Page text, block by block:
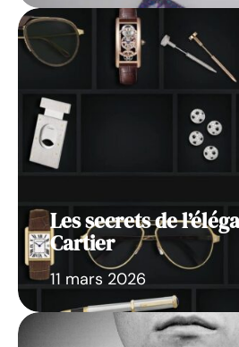
Les secrets de
Cartier
11 mars 2026